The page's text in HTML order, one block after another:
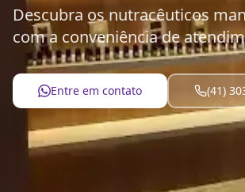
Descubra os nutracêuticos
com a conveniência de
Entre em contato (41)